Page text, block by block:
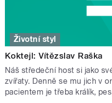
Životní styl
Koktejl: Vítězslav Raška
Náš středeční host si jako
zvířaty. Denně se mu jich v
pacientem je třeba králík,